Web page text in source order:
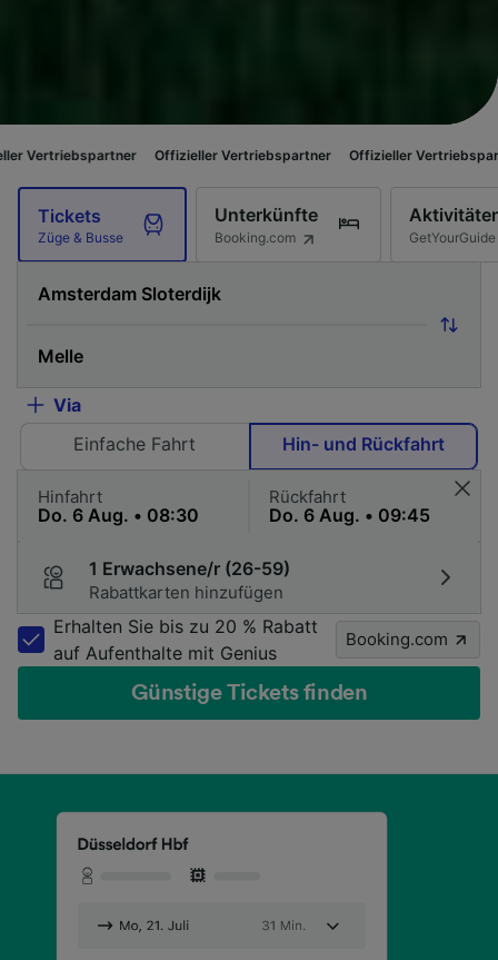
Offizieller Vertriebspartner Offizieller Vertriebspartner
Tickets
Züge & Busse
Unterkünfte
Booking.com GetYourGuide
Via
Einfache Fahrt
Hin- und Rückfahrt
Hinfahrt Rückfahrt
1 Erwachsene/r (26-59)
Rabattkarten hinzufügen
Erhalten Sie bis zu 20 % Rabatt
auf Aufenthalte mit Genius
Booking.com
Günstige Tickets finden